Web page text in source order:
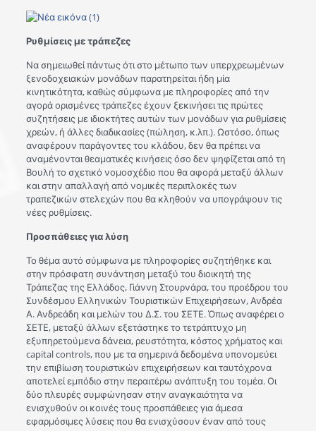
Ρυθμίσεις με τράπεζες
Να σημειωθεί πάντως ότι στο μέτωπο των υπερχρεωμένων
ξενοδοχειακών μονάδων παρατηρείται ήδη μία
κινητικότητα, καθώς σύμφωνα με πληροφορίες από την
αγορά ορισμένες τράπεζες έχουν ξεκινήσει τις πρώτες
συζητήσεις με ιδιοκτήτες αυτών των μονάδων για ρυθμίσεις
χρεών, ή άλλες διαδικασίες (πώληση, κ.λπ.). Ωστόσο, όπως
αναφέρουν παράγοντες του κλάδου, δεν θα πρέπει να
αναμένονται θεαματικές κινήσεις όσο δεν ψηφίζεται από τη
Βουλή το σχετικό νομοσχέδιο που θα αφορά μεταξύ άλλων
και στην απαλλαγή από νομικές περιπλοκές των
τραπεζικών στελεχών που θα κληθούν να υπογράψουν τις
νέες ρυθμίσεις.
Προσπάθειες για λύση
Το θέμα αυτό σύμφωνα με πληροφορίες συζητήθηκε και
στην πρόσφατη συνάντηση μεταξύ του διοικητή της
Τράπεζας της Ελλάδος, Γιάννη Στουρνάρα, του προέδρου του
Συνδέσμου Ελληνικών Τουριστικών Επιχειρήσεων, Ανδρέα
Α. Ανδρεάδη και μελών του Δ.Σ. του ΣΕΤΕ. Όπως αναφέρει ο
ΣΕΤΕ, μεταξύ άλλων εξετάστηκε το τετράπτυχο μη
εξυπηρετούμενα δάνεια, ρευστότητα, κόστος χρήματος και
capital controls, που με τα σημερινά δεδομένα υπονομεύει
την επιβίωση τουριστικών επιχειρήσεων και ταυτόχρονα
αποτελεί εμπόδιο στην περαιτέρω ανάπτυξη του τομέα. Οι
δύο πλευρές συμφώνησαν στην αναγκαιότητα να
ενισχυθούν οι κοινές τους προσπάθειες για άμεσα
εφαρμόσιμες λύσεις που θα ενισχύσουν έναν από τους